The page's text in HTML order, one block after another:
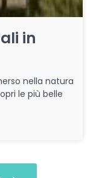
in
nella natura
le più belle